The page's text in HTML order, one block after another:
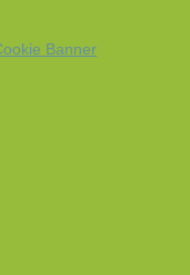
Banner